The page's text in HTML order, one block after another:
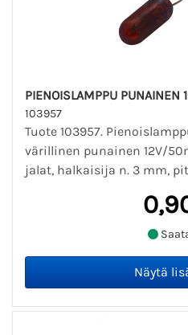
PIENOISLAMPPU
103957
Tuote 103957.
värillinen punainen 12V/
jalat, halkaisija n. 3 mm,